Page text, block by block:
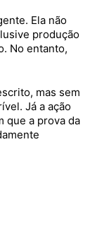
Ela não
produção
No entanto,
mas sem
Já a ação
que a prova da